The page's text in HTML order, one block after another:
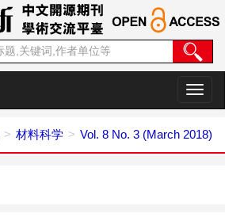
切
换
航
材料科学 Vol. 8 No. 3 (March 2018)